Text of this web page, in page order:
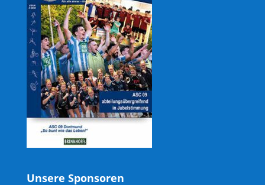
Unsere Sponsoren